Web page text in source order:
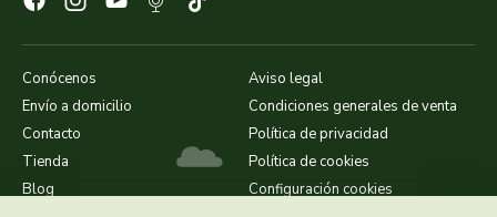
Conócenos
Envío a domicilio
Contacto
Tienda
Blog
Aviso legal
Condiciones generales de venta
Política de privacidad
Política de cookies
Configuración cookies
naturbrush